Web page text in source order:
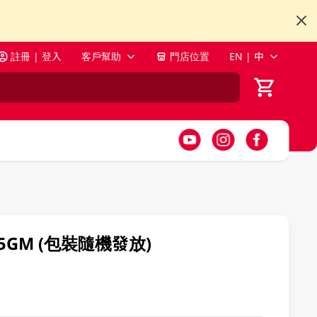
註冊 | 登入 客戶幫助 門店位置 EN | 中
(包裝隨機發放)